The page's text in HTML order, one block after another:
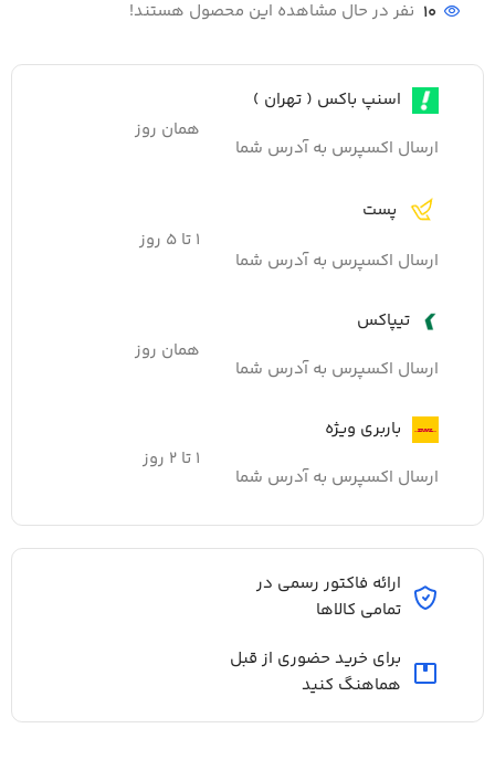
10 نفر در حال مشاهده این محصول هستند!
اسنپ باکس ( تهران )
ارسال اکسپرس به آدرس شما
همان روز
پست
ارسال اکسپرس به آدرس شما
۱ تا ۵ روز
تیپاکس
ارسال اکسپرس به آدرس شما
همان روز
باربری ویژه
ارسال اکسپرس به آدرس شما
۱ تا ۲ روز
ارائه فاکتور رسمی در
تمامی کالاها
برای خرید حضوری از قبل
هماهنگ کنید